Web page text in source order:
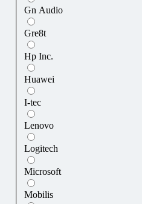
Gn Audio
Gre8t
Hp Inc.
Huawei
I-tec
Lenovo
Logitech
Microsoft
Mobilis